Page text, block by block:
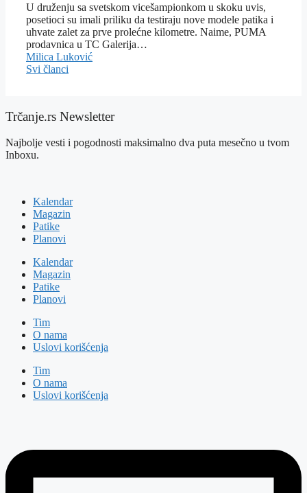
U druženju sa svetskom vicešampionkom u skoku uvis,
posetioci su imali priliku da testiraju nove modele patika i
uhvate zalet za prve prolećne kilometre. Naime, PUMA
prodavnica u TC Galerija…
Milica Luković
Svi članci
Trčanje.rs Newsletter
Najbolje vesti i pogodnosti maksimalno dva puta mesečno u tvom
Inboxu.
Kalendar
Magazin
Patike
Planovi
Kalendar
Magazin
Patike
Planovi
Tim
O nama
Uslovi korišćenja
Tim
O nama
Uslovi korišćenja